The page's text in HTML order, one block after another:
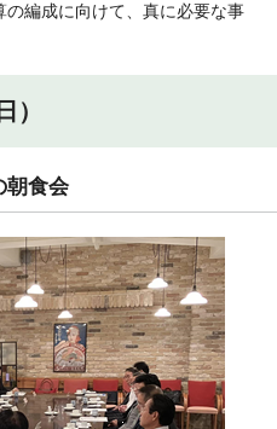
編成に向けて、真に必要な事
）
朝食会